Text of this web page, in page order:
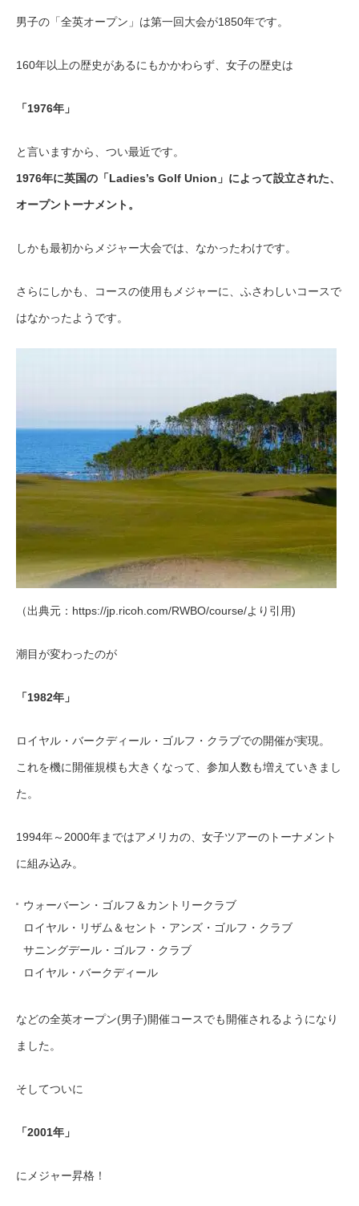
男子の「全英オープン」は第一回大会が1850年です。
160年以上の歴史があるにもかかわらず、女子の歴史は
「1976年」
と言いますから、つい最近です。
1976年に英国の「Ladies’s Golf Union」によって設立された、
オープントーナメント。
しかも最初からメジャー大会では、なかったわけです。
さらにしかも、コースの使用もメジャーに、ふさわしいコースで
はなかったようです。
（出典元：https://jp.ricoh.com/RWBO/course/より引用)
潮目が変わったのが
「1982年」
ロイヤル・バークディール・ゴルフ・クラブでの開催が実現。
これを機に開催規模も大きくなって、参加人数も増えていきまし
た。
1994年～2000年まではアメリカの、女子ツアーのトーナメント
に組み込み。
ウォーバーン・ゴルフ＆カントリークラブ
ロイヤル・リザム＆セント・アンズ・ゴルフ・クラブ
サニングデール・ゴルフ・クラブ
ロイヤル・バークディール
などの全英オープン(男子)開催コースでも開催されるようになり
ました。
そしてついに
「2001年」
にメジャー昇格！